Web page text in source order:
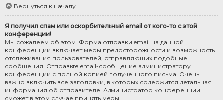
Вернуться к началу
Я получил спам или оскорбительный email от кого-то с этой
конференции!
Мы сожалеем об этом. Форма отправки email на данной
конференции включает меры предосторожности и возможность
отслеживания пользователей, отправляющих подобные
сообщения. Отправьте email-сообщение администратору
конференции с полной копией полученного письма. Очень
важно включить все заголовки, в которых содержится детальная
информация об отправителе. Администратор конференции
сможет в этом случае принять меры.